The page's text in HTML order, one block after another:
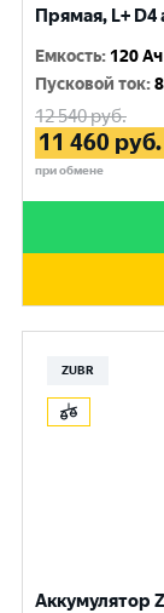
Прямая, L+ D4
Емкость: 120 Ач
Пусковой ток:
12 540руб.
11 460 руб.
при обмене
ZUBR
Аккумулятор